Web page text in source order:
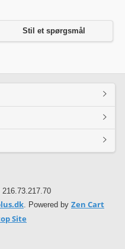
Stil et spørgsmål
. Powered by Zen Cart
Site